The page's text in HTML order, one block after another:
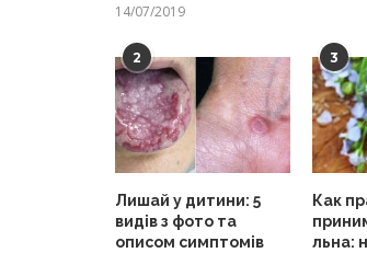
14/07/2019
2
Лишай у дитини: 5
видів з фото та
описом симптомів
3
Как
льна: